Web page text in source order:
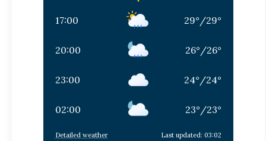
17:00 29° /29°
20:00 26° /26°
23:00 24° /24°
02:00 23° /23°
Detailed weather Last updated: 03:02